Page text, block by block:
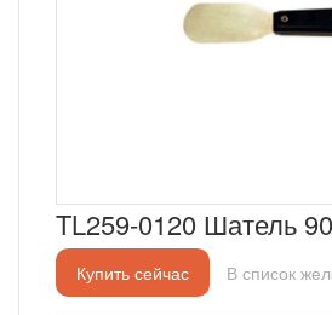
TL259-0120 Шатель
Купить сейчас В список